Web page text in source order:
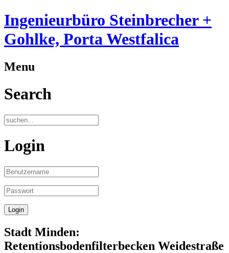
Ingenieurbüro Steinbrecher +
Gohlke, Porta Westfalica
Menu
Search
Login
Stadt Minden:
Retentionsbodenfilterbecken Weidestraße